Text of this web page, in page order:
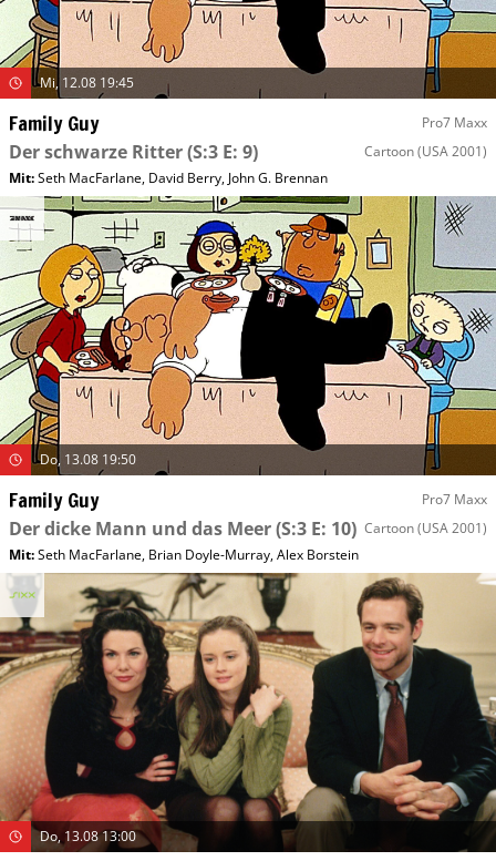
Mi, 12.08 19:45
Family Guy Pro7 Maxx
Der schwarze Ritter(S:3 E: 9) Cartoon(USA 2001)
Mit:Seth MacFarlane, David Berry, John G. Brennan
Do, 13.08 19:50
Family Guy Pro7 Maxx
Der dicke Mann und das Meer(S:3 E: 10) Cartoon(USA 2001)
Mit:Seth MacFarlane, Brian Doyle-Murray,Alex Borstein
Do, 13.08 13:00